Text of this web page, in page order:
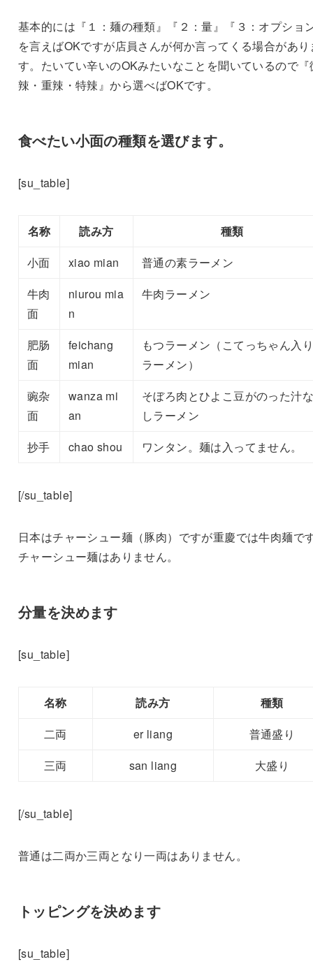
基本的には『１：麺の種類』『２：量』『３：オプショ
を言えばOKですが店員さんが何か言ってくる場合があり
す。たいてい辛いのOKみたいなことを聞いているので『
辣・重辣・特辣』から選べばOKです。
食べたい小面の種類を選びます。
[su_table]
名称 読み方
種類
小面
xiao mian
普通の素ラーメン
牛肉
面
niurou mia
n
牛肉ラーメン
肥肠
面
feichang
mian
もつラーメン（こてっちゃん入り
ラーメン）
豌杂
面
wanza mi
an
そぼろ肉とひよこ豆がのった汁な
しラーメン
抄手
chao shou ワンタン。麺は入ってません。
[/su_table]
日本はチャーシュー麺（豚肉）ですが重慶では牛肉麺で
チャーシュー麺はありません。
分量を決めます
[su_table]
名称 読み方
種類
二両
er liang
普通盛り
三両
san liang 大盛り
[/su_table]
普通は二両か三両となり一両はありません。
トッピングを決めます
[su_table]